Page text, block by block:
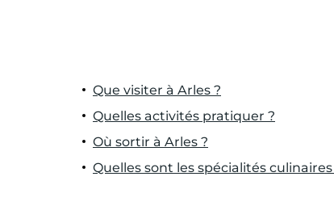
Que visiter à Arles ?
Quelles activités pratiquer ?
Où sortir à Arles ?
Quelles sont les spécialités culinaires